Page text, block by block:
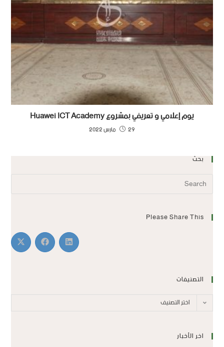
يوم إعلامي و تعريفي بمشروع Huawei ICT Academy
29 مارس 2022
بحث
Please Share This
التصنيفات
اختر التصنيف
اخر الأخبار